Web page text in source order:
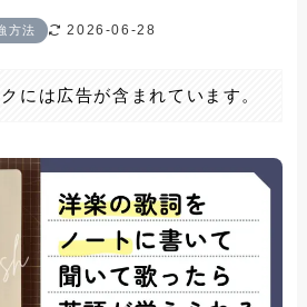
方法 2026-06-28
には広告が含まれています。